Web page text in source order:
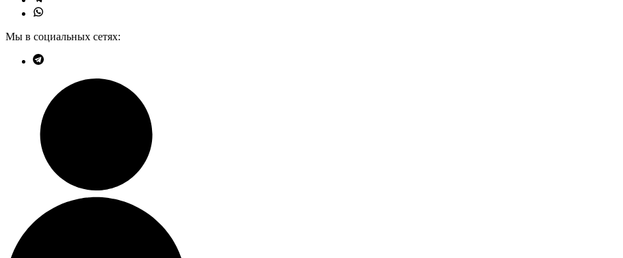
Мы в социальных сетях: